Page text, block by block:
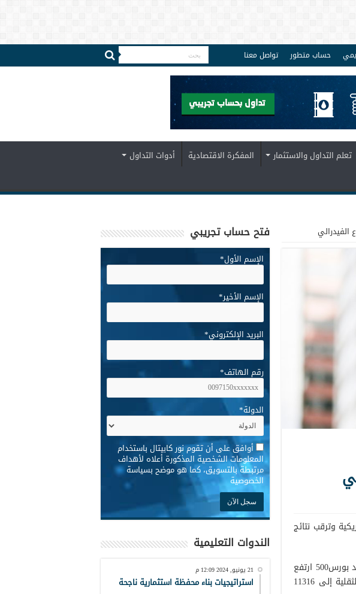
حساب متطور تواصل معنا
تعلم التداول والاستثمار المفكرة الاقتصادية
أدوات التداول
الفيدرالي
وترقب نتائج
وهبط داو جونز إلى 34868 نقطة بزيادة بلغت حوالي 60 نقطة أو 0.2%. لكن مؤشر ستاندردز آند بورس500 ارتفع
إلى 3946 نقطة بمكاسب بلغت أربع نقاط أو 0.2%. كما ارتفع ناسداك للصناعات التكنولوجية الثقلية إلى 11316
فتح حساب تجريبي
الإسم الأول*
الإسم الأخير*
البريد الإلكتروني*
رقم الهاتف*
الدولة*
* أوافق على أن تقوم نور كابيتال باستخدام
المعلومات الشخصية المذكورة أعلاه لأهداف
مرتبطة بالتسويق، كما هو موضح بسياسة
الخصوصية
الندوات التعليمية
21 يونيو, 2024 12:09 م
استراتيجيات بناء محفظة استثمارية ناجحة